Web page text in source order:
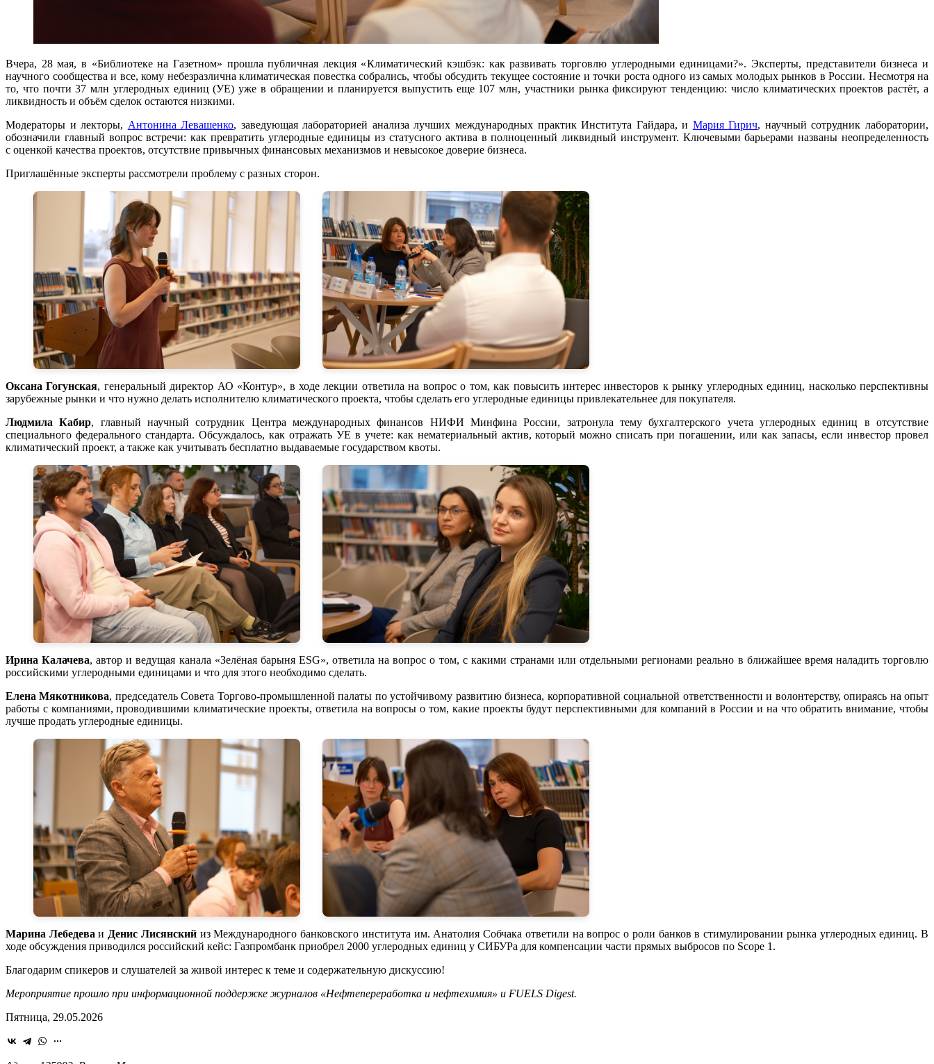
Вчера, 28 мая, в «Библиотеке на Газетном» прошла публичная лекция «Климатический кэшбэк: как развивать торговлю углеродными единицами?». Эксперты, представители бизнеса и
научного сообщества и все, кому небезразлична климатическая повестка собрались, чтобы обсудить текущее состояние и точки роста одного из самых молодых рынков в России. Несмотря на
то, что почти 37 млн углеродных единиц (УЕ) уже в обращении и планируется выпустить еще 107 млн, участники рынка фиксируют тенденцию: число климатических проектов растёт, а
ликвидность и объём сделок остаются низкими.
Модераторы и лекторы, Антонина Левашенко, заведующая лабораторией анализа лучших международных практик Института Гайдара, и Мария Гирич, научный сотрудник лаборатории,
обозначили главный вопрос встречи: как превратить углеродные единицы из статусного актива в полноценный ликвидный инструмент. Ключевыми барьерами названы неопределенность
с оценкой качества проектов, отсутствие привычных финансовых механизмов и невысокое доверие бизнеса.
Приглашённые эксперты рассмотрели проблему с разных сторон.
Оксана Гогунская, генеральный директор АО «Контур», в ходе лекции ответила на вопрос о том, как повысить интерес инвесторов к рынку углеродных единиц, насколько перспективны
зарубежные рынки и что нужно делать исполнителю климатического проекта, чтобы сделать его углеродные единицы привлекательнее для покупателя.
Людмила Кабир, главный научный сотрудник Центра международных финансов НИФИ Минфина России, затронула тему бухгалтерского учета углеродных единиц в отсутствие
специального федерального стандарта. Обсуждалось, как отражать УЕ в учете: как нематериальный актив, который можно списать при погашении, или как запасы, если инвестор провел
климатический проект, а также как учитывать бесплатно выдаваемые государством квоты.
Ирина Калачева, автор и ведущая канала «Зелёная барыня ESG», ответила на вопрос о том, с какими странами или отдельными регионами реально в ближайшее время наладить торговлю
российскими углеродными единицами и что для этого необходимо сделать.
Елена Мякотникова, председатель Совета Торгово-промышленной палаты по устойчивому развитию бизнеса, корпоративной социальной ответственности и волонтерству, опираясь на опыт
работы с компаниями, проводившими климатические проекты, ответила на вопросы о том, какие проекты будут перспективными для компаний в России и на что обратить внимание, чтобы
лучше продать углеродные единицы.
Марина Лебедева и Денис Лисянскийиз Международного банковского института им. Анатолия Собчака ответили на вопрос о роли банков в стимулировании рынка углеродных единиц. В
ходе обсуждения приводился российский кейс: Газпромбанк приобрел 2000 углеродных единиц у СИБУРа для компенсации части прямых выбросов по Scope 1.
Благодарим спикеров и слушателей за живой интерес к теме и содержательную дискуссию!
Мероприятие прошло при информационной поддержке журналов «Нефтепереработка и нефтехимия» и FUELS Digest.
Пятница, 29.05.2026